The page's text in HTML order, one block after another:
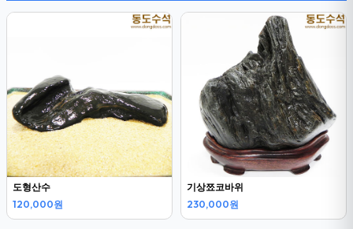
도형산수
120,000원
기상쬬코바위
230,000원